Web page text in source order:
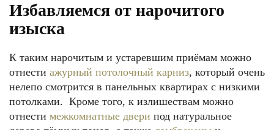
Избавляемся от нарочитого
изыска
К таким нарочитым и устаревшим приёмам можно
отнести ажурный потолочный карниз, который очень
нелепо смотрится в панельных квартирах с низкими
потолками. Кроме того, к излишествам можно
отнести межкомнатные двери под натуральное